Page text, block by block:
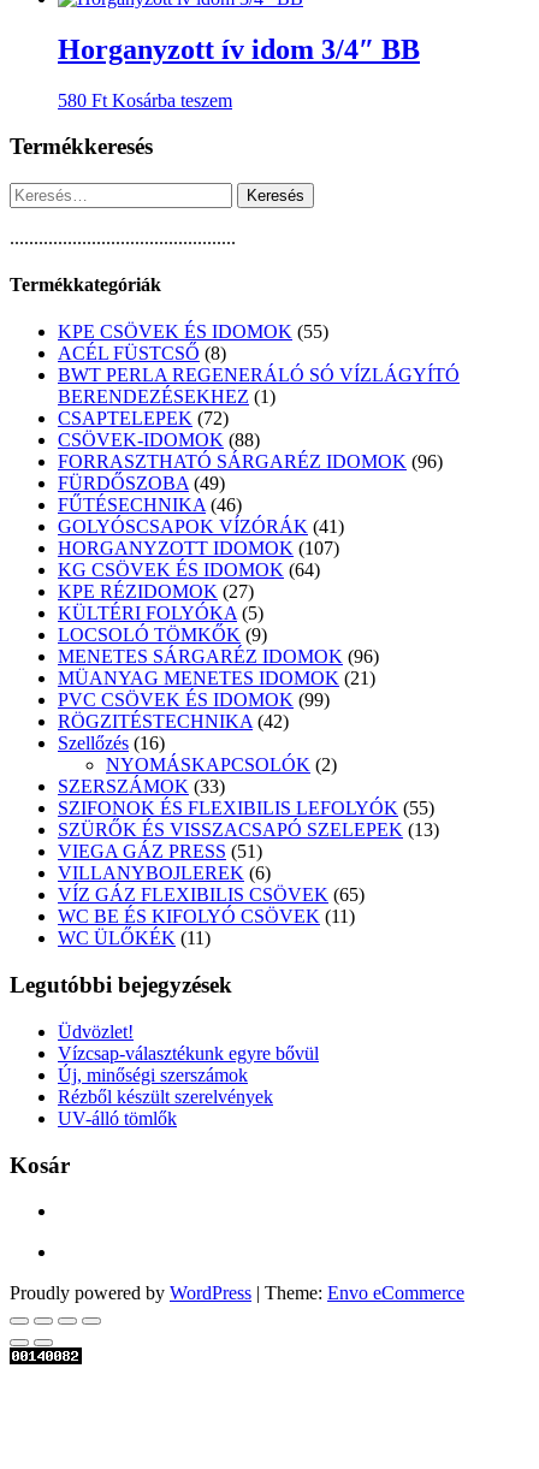
Horganyzott ív idom 3/4″ BB
580 Ft Kosárba teszem
Termékkeresés
Keresés:
...............................................
Termékkategóriák
KPE CSÖVEK ÉS IDOMOK 5555
ACÉL FÜSTCSŐ 88
termék
BWT PERLA REGENERÁLÓ SÓ VÍZLÁGYÍTÓ
BERENDEZÉSEKHEZ
11
CSAPTELEPEK 7272
termék
CSÖVEK-IDOMOK 8888
termék
FORRASZTHATÓ SÁRGARÉZ IDOMOK 9696
FÜRDŐSZOBA 4949
termék
FŰTÉSECHNIKA 4646
termék
GOLYÓSCSAPOK VÍZÓRÁK 4141
termék
HORGANYZOTT IDOMOK 107107
KG CSÖVEK ÉS IDOMOK 6464
KPE RÉZIDOMOK 2727
termék
KÜLTÉRI FOLYÓKA 55
termék
LOCSOLÓ TÖMKŐK 99
termék
MENETES SÁRGARÉZ IDOMOK 9696
termék
MÜANYAG MENETES IDOMOK 2121
PVC CSÖVEK ÉS IDOMOK 9999
RÖGZITÉSTECHNIKA 4242
Szellőzés 1616
termék
NYOMÁSKAPCSOLÓK 22
SZERSZÁMOK 3333
termék
SZIFONOK ÉS FLEXIBILIS LEFOLYÓK 5555
termék
SZÜRŐK ÉS VISSZACSAPÓ SZELEPEK 1313
VIEGA GÁZ PRESS 5151
termék
VILLANYBOJLEREK 66
termék
VÍZ GÁZ FLEXIBILIS CSÖVEK 6565
WC BE ÉS KIFOLYÓ CSÖVEK 1111
WC ÜLŐKÉK 1111
Legutóbbi bejegyzések
Üdvözlet!
Vízcsap-választékunk egyre bővül
Új, minőségi szerszámok
Rézből készült szerelvények
UV-álló tömlők
Kosár
Proudly powered by WordPress | Theme: Envo eCommerce